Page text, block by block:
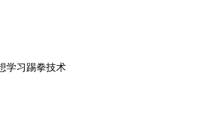
学习踢拳技术